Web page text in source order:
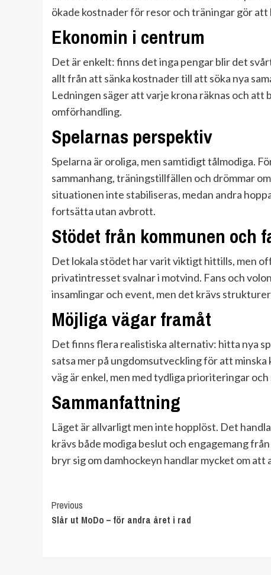
ökade kostnader för resor och träningar gör
Ekonomin i centrum
Det är enkelt: finns det inga pengar blir det
allt från att sänka kostnader till att söka nya
Ledningen säger att varje krona räknas och att
omförhandling.
Spelarnas perspektiv
Spelarna är oroliga, men samtidigt tålmodiga.
sammanhang, träningstillfällen och drömmar
situationen inte stabiliseras, medan andra
fortsätta utan avbrott.
Stödet från kommunen och
Det lokala stödet har varit viktigt hittills, men
privatintresset svalnar i motvind. Fans och
insamlingar och event, men det krävs
Möjliga vägar framåt
Det finns flera realistiska alternativ: hitta nya
satsa mer på ungdomsutveckling för att
väg är enkel, men med tydliga prioriteringar
Sammanfattning
Läget är allvarligt men inte hopplöst. Det
krävs både modiga beslut och engagemang
bryr sig om damhockeyn handlar mycket om
Continue
Reading
Previous
Slår ut MoDo – för andra året i rad